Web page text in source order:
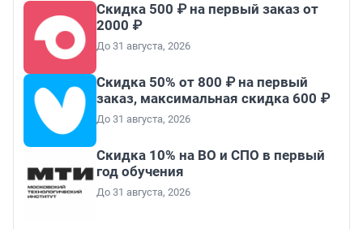
Скидка 500 ₽ на первый заказ от
2000 ₽
До 31 августа, 2026
Скидка 50% от 800 ₽ на первый
заказ, максимальная скидка 600 ₽
До 31 августа, 2026
Скидка 10% на ВО и СПО в первый
год обучения
До 31 августа, 2026